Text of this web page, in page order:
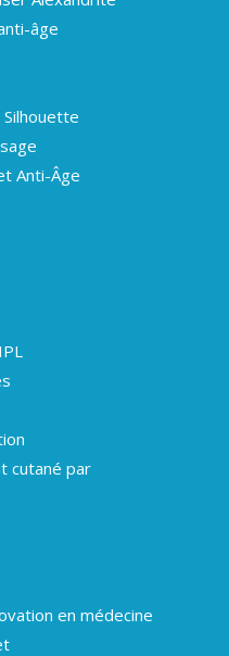
âge
Anti-Âge
cutané par
en médecine